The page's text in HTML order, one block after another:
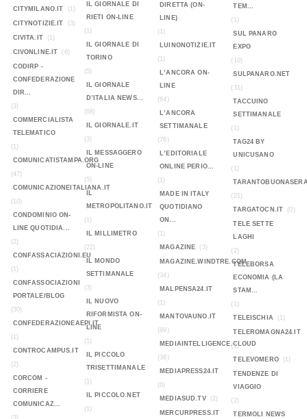
CITYMILANO.IT
(1)
CITYNOTIZIE.IT (3)
CIVITA.IT (1)
CIVONLINE.IT (6)
CODIRP -
CONFEDERAZIONE
DIR...
(3)
COMMERCIALISTA
TELEMATICO
(1)
COMUNICATISTAMPA.ORG
(47)
COMUNICAZIONEITALIANA.IT
(10)
CONDOMINIO ON-
LINE QUOTIDIA...
(2)
CONFASSACIAZIONI.EU
(1)
CONFASSOCIAZIONI
PORTALE/BLOG
(30)
CONFEDERAZIONEAEPI.IT
(1)
CONTROCAMPUS.IT
(2)
CORCOM -
CORRIERE
COMUNICAZ...
IL GIORNALE DI
RIETI ON-LINE
(1)
IL GIORNALE DI
TORINO
(5)
IL GIORNALE
D’ITALIA NEWS...
(68)
IL GIORNALE.IT
(3)
IL MESSAGGERO
ON-LINE
(5)
IL
METROPOLITANO.IT
(1)
IL MILLIMETRO
(22)
IL MONDO
SETTIMANALE
(3)
IL NUOVO
RIFORMISTA ON-
LINE
(1)
IL PICCOLO
TRISETTIMANALE
(1)
IL PICCOLO.NET
(1)
DIRETTA (ON-
LINE)
(1)
LUINONOTIZIE.IT
(1)
L’ANCORA ON-
LINE
(64)
L’ANCORA
SETTIMANALE
(76)
L’EDITORIALE
ONLINE PERIO...
(1)
MADE IN ITALY
QUOTIDIANO
ON...
(1)
MAGAZINE
(3)
MAGAZINE.WINDTRE.COM
(34)
MALPENSA24.IT
(1)
MANTOVAUNO.IT
(89)
MEDIAINTELLIGENCE.CLOUD
(36)
MEDIAPRESS24.IT
(6)
MEDIASUD.TV
(2)
MERCURPRESS.IT
TEM...
(1)
SUL PANARO
EXPO
(10)
SULPANARO.NET
(31)
TACCUINO
SETTIMANALE
(1)
TAG24 BY
UNICUSANO
(1)
(21)
TARGATOCN.IT
(0)
TELE SETTE
LAGHI
(2)
TELEBORSA
ECONOMIA (LA
STAM...
(1)
TELEISCHIA
(1)
TELEROMAGNA24.IT
(1)
TELEVOMERO
(1)
TENDENZE DI
VIAGGIO
(2)
TERMOLI NEWS